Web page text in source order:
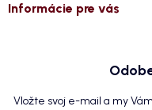
Informácie pre vás
Vložte svoj e-mail a my